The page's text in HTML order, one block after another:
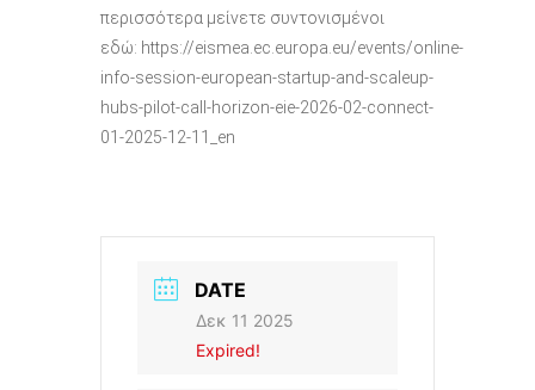
περισσότερα μείνετε συντονισμένοι
εδώ: https://eismea.ec.europa.eu/events/online-
info-session-european-startup-and-scaleup-
hubs-pilot-call-horizon-eie-2026-02-connect-
01-2025-12-11_en
DATE
Δεκ 11 2025
Expired!